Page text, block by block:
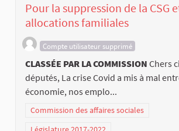
Pour la suppression de la CSG
allocations familiales
Compte utilisateur supprimé
CLASSÉE PAR LA COMMISSION Chers
députés, La crise Covid a mis à mal
économie, nos emplo...
Commission des affaires sociales